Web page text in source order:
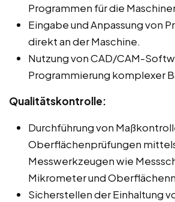
Programmen für die
Eingabe und Anpassung von
direkt an der Maschine.
Nutzung von CAD/CAM-
Programmierung komplexer
Qualitätskontrolle:
Durchführung von
Oberflächenprüfungen
Messwerkzeugen wie
Mikrometer und
Sicherstellen der Einhaltung